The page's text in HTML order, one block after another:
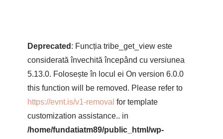
Deprecated : Funcția tribe_get_view este
considerată învechită începând cu versiunea
5.13.0. Folosește în locul ei On version 6.0.0
this function will be removed. Please refer to
https://evnt.is/v1-removal for template
customization assistance.. in
/home/fundatiatm89/public_html/wp-